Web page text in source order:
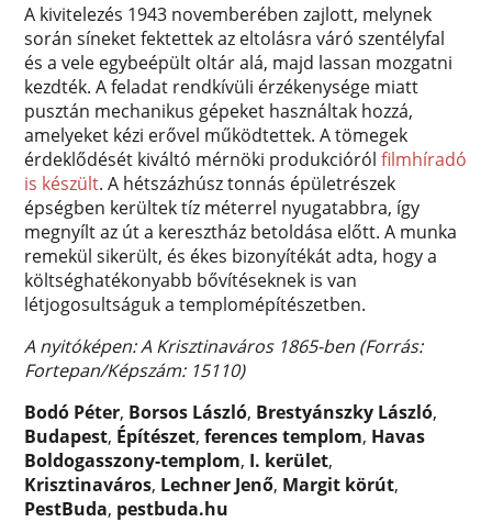
A kivitelezés 1943 novemberében zajlott, melynek
során síneket fektettek az eltolásra váró szentélyfal
és a vele egybeépült oltár alá, majd lassan mozgatni
kezdték. A feladat rendkívüli érzékenysége miatt
pusztán mechanikus gépeket használtak hozzá,
amelyeket kézi erővel működtettek. A tömegek
érdeklődését kiváltó mérnöki produkciórólfilmhíradó
is készült. A hétszázhúsz tonnás épületrészek
épségben kerültek tíz méterrel nyugatabbra, így
megnyílt az út a keresztház betoldása előtt. A munka
remekül sikerült, és ékes bizonyítékát adta, hogy a
költséghatékonyabb bővítéseknek is van
létjogosultságuk a templomépítészetben.
A nyitóképen: A Krisztinaváros 1865-ben (Forrás:
Fortepan/Képszám: 15110)
Bodó Péter, Borsos László, Brestyánszky László,
Budapest, Építészet,ferences templom, Havas
Boldogasszony-templom, I. kerület,
Krisztinaváros, Lechner Jenő, Margit körút,
PestBuda, pestbuda.hu